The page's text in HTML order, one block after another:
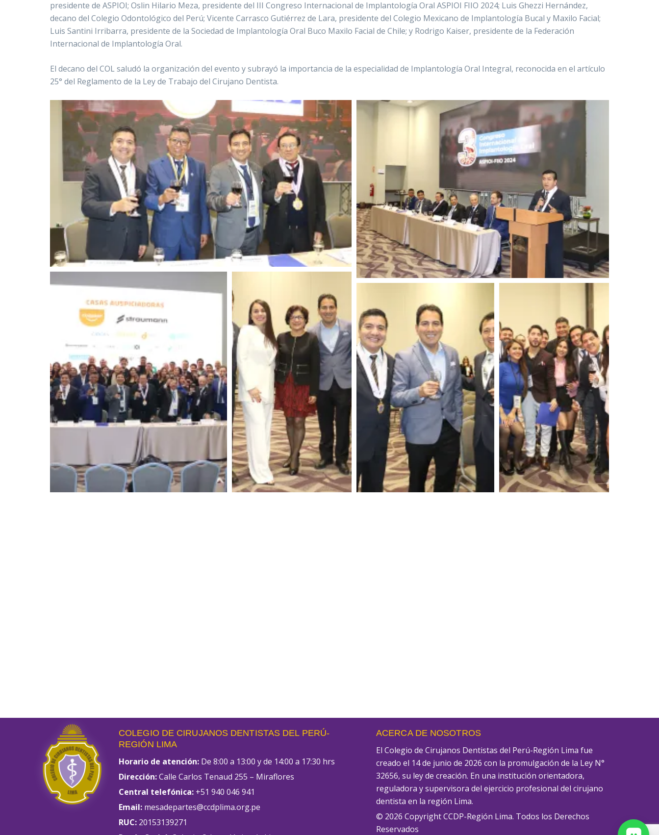
presidente de ASPIOI; Oslin Hilario Meza, presidente del III Congreso Internacional de Implantología Oral ASPIOI FIIO 2024; Luis Ghezzi Hernández,
decano del Colegio Odontológico del Perú; Vicente Carrasco Gutiérrez de Lara, presidente del Colegio Mexicano de Implantología Bucal y Maxilo Facial;
Luis Santini Irribarra, presidente de la Sociedad de Implantología Oral Buco Maxilo Facial de Chile; y Rodrigo Kaiser, presidente de la Federación
Internacional de Implantología Oral.
El decano del COL saludó la organización del evento y subrayó la importancia de la especialidad de Implantología Oral Integral, reconocida en el artículo
25° del Reglamento de la Ley de Trabajo del Cirujano Dentista.
COLEGIO DE CIRUJANOS DENTISTAS DEL PERÚ-
REGIÓN LIMA
Horario de atención: De 8:00 a 13:00 y de 14:00 a 17:30 hrs
Dirección:Calle Carlos Tenaud 255 – Miraflores
Central telefónica: +51 940 046 941
Email: mesadepartes@ccdplima.org.pe
RUC: 20153139271
ACERCA DE NOSOTROS
El Colegio de Cirujanos Dentistas del Perú-Región Lima fue
creado el 14 de junio de 2026 con la promulgación de la Ley N°
32656, su ley de creación. En una institución orientadora,
reguladora y supervisora del ejercicio profesional del cirujano
dentista en la región Lima.
© 2026 Copyright CCDP-Región Lima. Todos los Derechos
Reservados